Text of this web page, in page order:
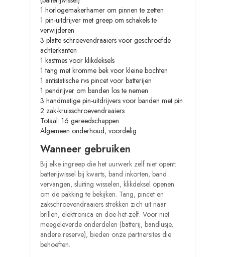
1 horlogemakerhamer om pinnen te zetten
1 pin-uitdrijver met greep om schakels te
verwijderen
3 platte schroevendraaiers voor geschroefde
achterkanten
1 kastmes voor klikdeksels
1 tang met kromme bek voor kleine bochten
1 antistatische rvs pincet voor batterijen
1 pendrijver om banden los te nemen
3 handmatige pin-uitdrijvers voor banden met pin
2 zak-kruisschroevendraaiers
Totaal: 16 gereedschappen
Algemeen onderhoud, voordelig
Wanneer gebruiken
Bij elke ingreep die het uurwerk zelf niet opent:
batterijwissel bij kwarts, band inkorten, band
vervangen, sluiting wisselen, klikdeksel openen
om de pakking te bekijken. Tang, pincet en
zakschroevendraaiers strekken zich uit naar
brillen, elektronica en doe-het-zelf. Voor niet
meegeleverde onderdelen (batterij, bandlusje,
andere reserve), bieden onze partnersites die
behoeften.